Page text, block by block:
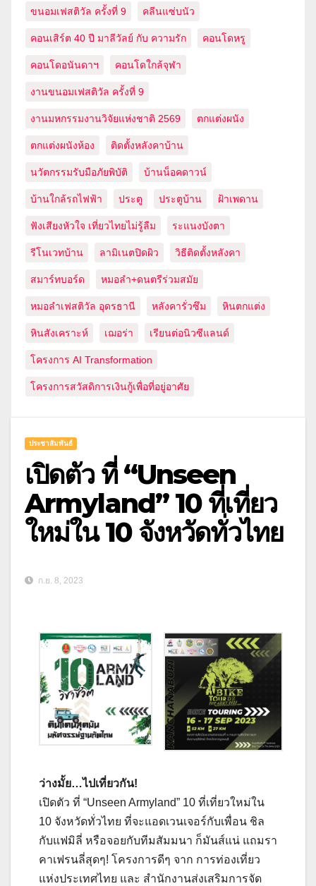
ขนอมเฟสติวัล ครั้งที่ 9 คลีนแซ่บนัว
คอนเสิร์ต 40 ปี มาลีวัลย์ กับ ความรัก คอนโดหรู
คอนโดอนันดาฯ คอนโดใกล้จุฬา
งานขนอมเฟสติวัล ครั้งที่ 9
งานมหกรรมงานวิจัยแห่งชาติ 2569 ตกแต่งผนัง
ตกแต่งผนังห้อง ติดตั้งหลังคาบ้าน
นวัตกรรมรับมือภัยพิบัติ บ้านน็อคดาวน์
บ้านใกล้รถไฟฟ้า ประตู ประตูบ้าน ฝ้าเพดาน
ฟังเสียงหัวใจ เที่ยวไทยไม่รู้ลืม ระแนงบังตา
รีโนเวทบ้าน ลามิเนตปิดผิว วิธีติดตั้งหลังคา
สมาร์ทบอร์ด หมอลำ+ดนตรีร่วมสมัย
หมอลำเฟสติวัล อุดรธานี หลังคารั่วซึม หินตกแต่ง
หินสังเคราะห์ เฌอร่า เรียนต่อนิวซีแลนด์
โครงการ AI Transformation
โครงการสวัสดิการเงินกู้เพื่อที่อยู่อาศัย
ประชาสัมพันธ์
เปิดตัว ที่ “Unseen
Armyland” 10 ที่เที่ยว
ใหม่ใน 10 จังหวัดทั่วไทย
ก.ย. 8, 2023
ว่างมั้ย…ไปเที่ยวกัน!
เปิดตัว ที่ “Unseen Armyland” 10 ที่เที่ยวใหม่ใน
10 จังหวัดทั่วไทย ที่จะแอดเวนเจอร์กับเพื่อน ชิล
กับแฟมิลี่ หรือจอยกับทีมสัมมนา ก็มันส์แน่ แถมรา
คาเฟรนลี่สุดๆ! โครงการดีๆ จาก การท่องเที่ยว
แห่งประเทศไทย และ สำนักงานส่งเสริมการจัด